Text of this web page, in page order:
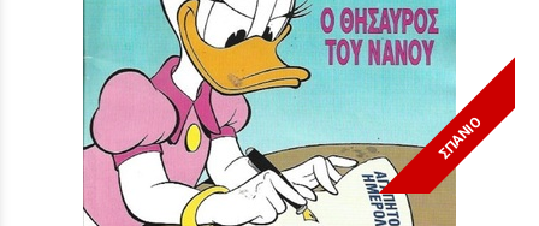
ΣΠΑΝΙΟ
Μίκυ Μάους #1508***